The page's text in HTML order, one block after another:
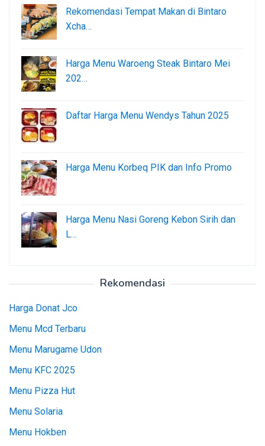
Rekomendasi Tempat Makan di Bintaro
Xcha…
Harga Menu Waroeng Steak Bintaro Mei
202…
Daftar Harga Menu Wendys Tahun 2025
Harga Menu Korbeq PIK dan Info Promo
Harga Menu Nasi Goreng Kebon Sirih dan
L…
Rekomendasi
Harga Donat Jco
Menu Mcd Terbaru
Menu Marugame Udon
Menu KFC 2025
Menu Pizza Hut
Menu Solaria
Menu Hokben